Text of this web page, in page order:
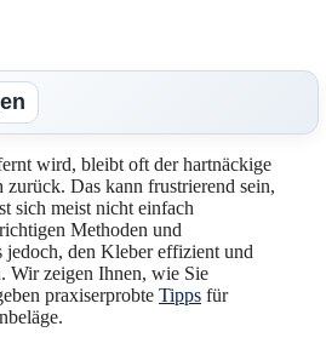
wird, bleibt oft der hartnäckige
Das kann frustrierend sein,
sich meist nicht einfach
Methoden und
jedoch, den Kleber effizient und
Wir zeigen Ihnen, wie Sie
praxiserprobte Tipps für